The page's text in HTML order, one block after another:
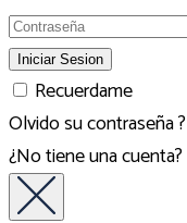
Recuerdame
Olvido su contraseña ?
¿No tiene una cuenta?